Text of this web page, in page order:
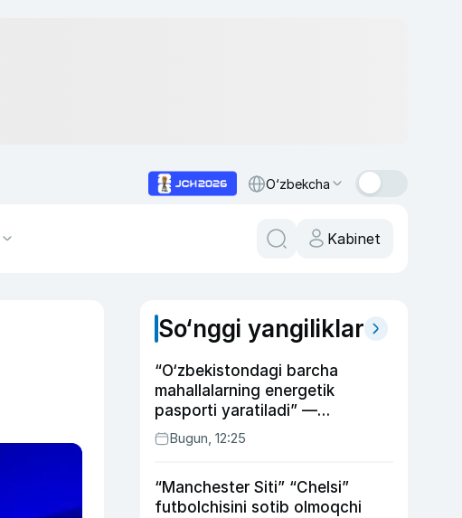
O‘zbekcha
Kabinet
So‘nggi yangiliklar
“O‘zbekistondagi barcha
mahallalarning energetik
pasporti yaratiladi” —
energetika vaziri
Bugun, 12:25
“Manchester Siti” “Chelsi”
futbolchisini sotib olmoqchi